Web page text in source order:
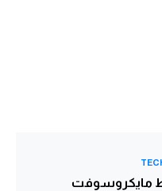
مايكروسوفت